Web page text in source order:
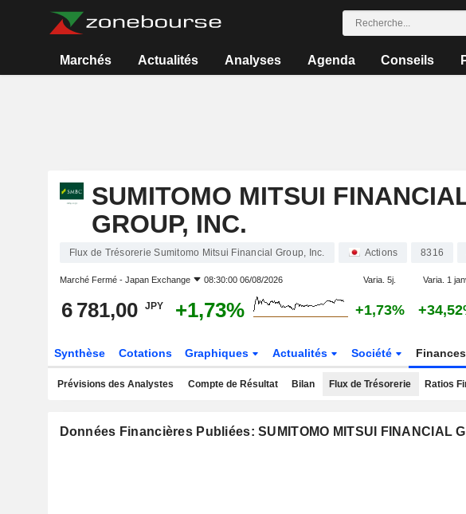
Marchés Actualités Analyses Agenda Conseils
SUMITOMO MITSUI
GROUP, INC.
Flux de Trésorerie Sumitomo Mitsui Financial Group, Inc. Actions 8316
Marché Fermé - Japan Exchange 08:30:00 06/08/2026 Varia. 5j. Varia. 1
6 781,00 JPY +1,73% +1,73%
Synthèse Cotations Graphiques Actualités Société Finances
Prévisions des Analystes Compte de Résultat Bilan Flux de Trésorerie Ratios
Données Financières Publiées: SUMITOMO MITSUI FINANCIAL